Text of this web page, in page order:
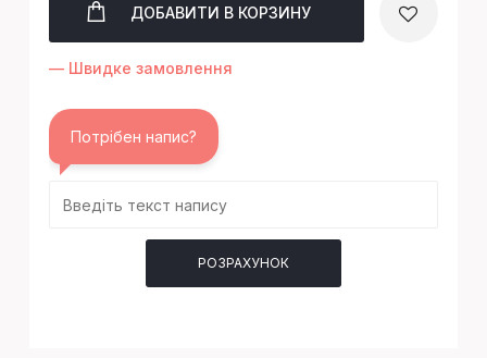
ДОБАВИТИ В КОРЗИНУ
— Швидке замовлення
Потрібен напис?
РОЗРАХУНОК